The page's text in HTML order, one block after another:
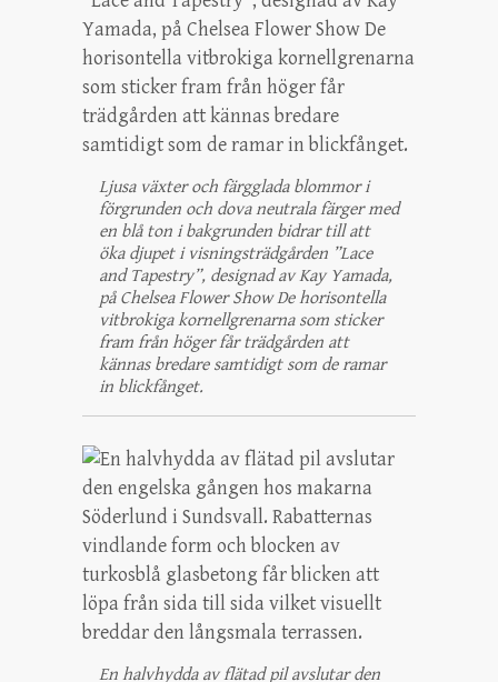
Ljusa växter och färgglada blommor i
förgrunden och dova neutrala färger med
en blå ton i bakgrunden bidrar till att
öka djupet i visningsträdgården ”Lace
and Tapestry”, designad av Kay Yamada,
på Chelsea Flower Show De horisontella
vitbrokiga kornellgrenarna som sticker
fram från höger får trädgården att
kännas bredare samtidigt som de ramar
in blickfånget.
En halvhydda av flätad pil avslutar den